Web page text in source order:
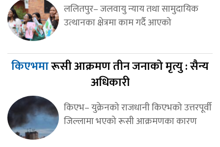
ललितपुर– जलवायु न्याय तथा सामुदायिक
उत्थानका क्षेत्रमा काम गर्दै आएको
किएभमारूसी आक्रमण तीन जनाको मृत्यु : सैन्य
अधिकारी
किएभ– युक्रेनको राजधानी किएभको उत्तरपूर्वी
जिल्लामा भएको रूसी आक्रमणका कारण